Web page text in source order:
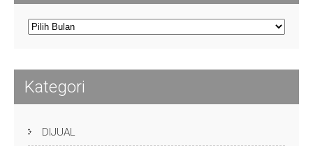
Arsip
Kategori
DIJUAL